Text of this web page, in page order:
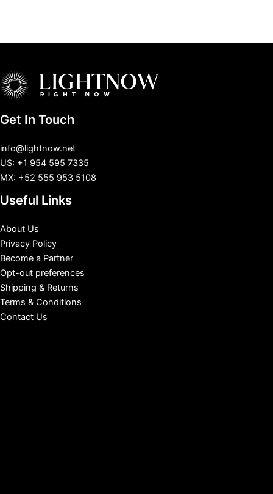
Get In Touch
info@lightnow.net
US: +1 954 595 7335
MX: +52 555 953 5108
Useful Links
About Us
Privacy Policy
Become a Partner
Opt-out preferences
Shipping & Returns
Terms & Conditions
Contact Us